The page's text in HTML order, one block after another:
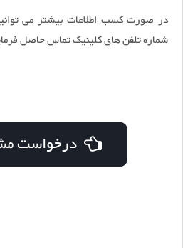
در صورت کسب اطلاعات بیشتر می
شماره تلفن های کلینیک تماس حاصل
درخواست مشاوره رایگان